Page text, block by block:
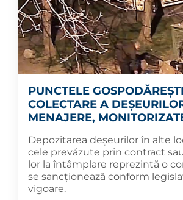
PUNCTELE
COLECTARE A
MENAJERE,
Depozitarea deșeurilor în alte
cele prevăzute prin contract
lor la întâmplare reprezintă o
se sancționează conform
vigoare.